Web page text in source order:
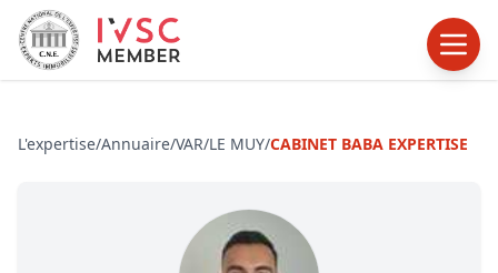
L'expertise/Annuaire/VAR/LE MUY/CABINET BABA EXPERTISE